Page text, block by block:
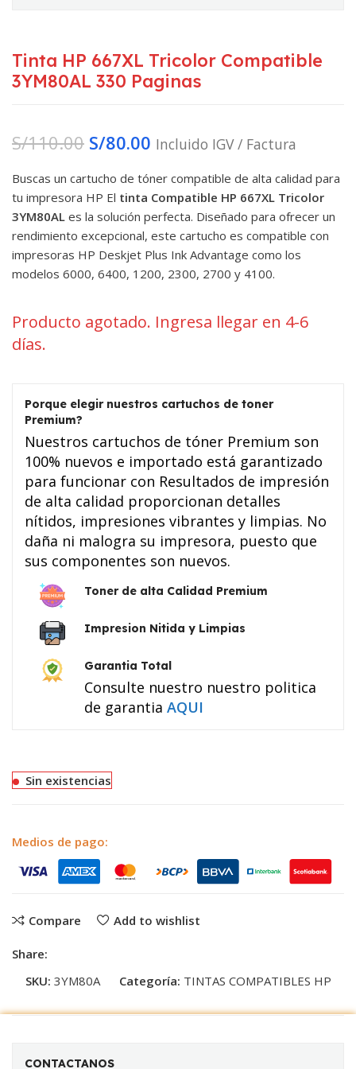
Tinta HP 667XL Tricolor Compatible
3YM80AL 330 Paginas
S/110.00 S/80.00 Incluido IGV / Factura
Buscas un cartucho de tóner compatible de alta calidad para
tu impresora HP El tinta Compatible HP 667XL Tricolor
3YM80AL es la solución perfecta. Diseñado para ofrecer un
rendimiento excepcional, este cartucho es compatible con
impresoras HP Deskjet Plus Ink Advantage como los
modelos 6000, 6400, 1200, 2300, 2700 y 4100.
Producto agotado. Ingresa llegar en 4-6
días.
Porque elegir nuestros cartuchos de toner
Premium?
Nuestros cartuchos de tóner Premium son
100% nuevos e importado está garantizado
para funcionar con Resultados de impresión
de alta calidad proporcionan detalles
nítidos, impresiones vibrantes y limpias. No
daña ni malogra su impresora, puesto que
sus componentes son nuevos.
Toner de alta Calidad Premium
Impresion Nitida y Limpias
Garantia Total
Consulte nuestro nuestro politica
de garantia AQUI
Sin existencias
Medios de pago:
Compare Add to wishlist
Share:
SKU: 3YM80A Categoría: TINTAS COMPATIBLES HP
CONTACTANOS